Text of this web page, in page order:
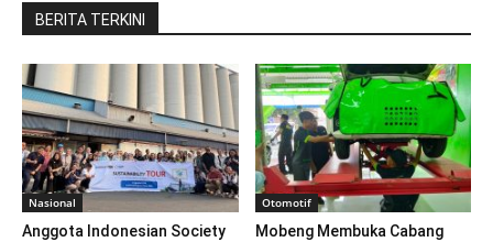
BERITA TERKINI
Nasional
Anggota Indonesian Society
Otomotif
Mobeng Membuka Cabang